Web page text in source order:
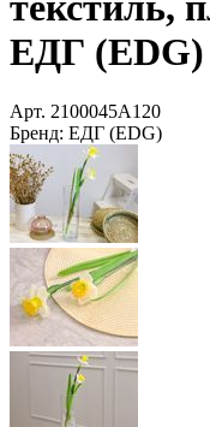
ЕДГ (EDG)
Арт. 2100045A120
Бренд: ЕДГ (EDG)